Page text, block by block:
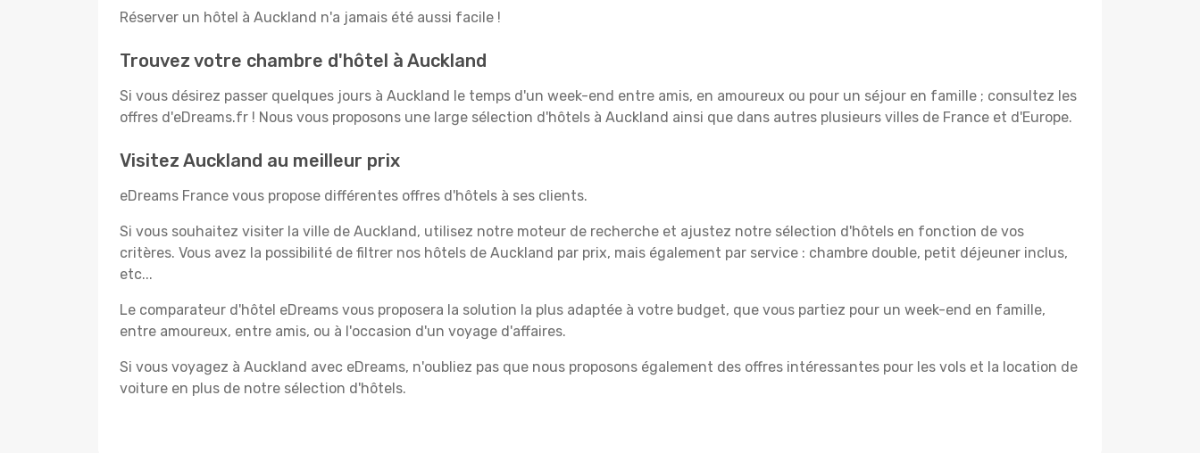
Réserver un hôtel à Auckland n'a jamais été aussi facile !
Trouvez votre chambre d'hôtel à Auckland
Si vous désirez passer quelques jours à Auckland le temps d'un week-end entre amis, en amoureux ou pour un séjour en famille ; consultez les
offres d'eDreams.fr ! Nous vous proposons une large sélection d'hôtels à Auckland ainsi que dans autres plusieurs villes de France et d'Europe.
Visitez Auckland au meilleur prix
eDreams France vous propose différentes offres d'hôtels à ses clients.
Si vous souhaitez visiter la ville de Auckland, utilisez notre moteur de recherche et ajustez notre sélection d'hôtels en fonction de vos
critères. Vous avez la possibilité de filtrer nos hôtels de Auckland par prix, mais également par service : chambre double, petit déjeuner inclus,
etc...
Le comparateur d'hôtel eDreams vous proposera la solution la plus adaptée à votre budget, que vous partiez pour un week-end en famille,
entre amoureux, entre amis, ou à l'occasion d'un voyage d'affaires.
Si vous voyagez à Auckland avec eDreams, n'oubliez pas que nous proposons également des offres intéressantes pour les vols et la location de
voiture en plus de notre sélection d'hôtels.